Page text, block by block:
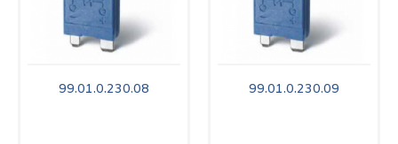
99.01.0.230.08 99.01.0.230.09